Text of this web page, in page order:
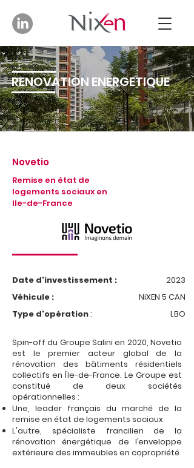
RENOVATION ENERGETIQUE
Novetio
Remise en état de
logements sociaux en
Ile-de-France
Date d'investissement :
2023
Véhicule :
NiXEN 5 CAN
Type d'opération: LBO
Spin-off du Groupe Salini en 2020, Novetio
est le premier acteur global de la
rénovation des bâtiments résidentiels
collectifs en Île-de-France. Le Groupe est
constitué de deux sociétés
opérationnelles :
Une, leader français du marché de la
remise en état de logements sociaux
L'autre, spécialiste francilien de la
rénovation énergétique de l’enveloppe
extérieure des immeubles en copropriété